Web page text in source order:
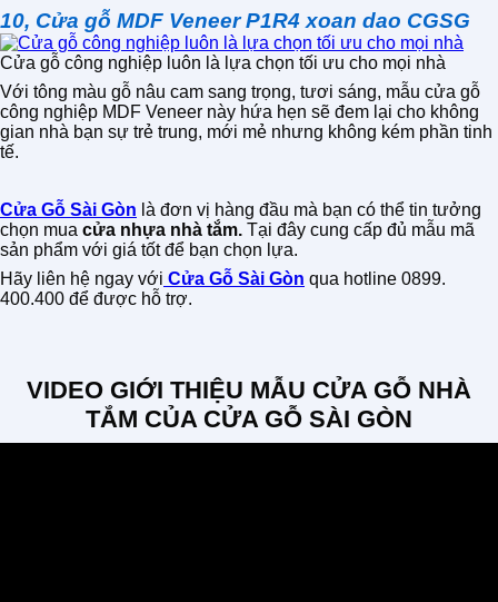
10, Cửa gỗ MDF Veneer P1R4 xoan dao CGSG
Cửa gỗ công nghiệp luôn là lựa chọn tối ưu cho mọi nhà
Với tông màu gỗ nâu cam sang trọng, tươi sáng, mẫu cửa gỗ
công nghiệp MDF Veneer này hứa hẹn sẽ đem lại cho không
gian nhà bạn sự trẻ trung, mới mẻ nhưng không kém phần tinh
tế.
Cửa Gỗ Sài Gòn là đơn vị hàng đầu mà bạn có thể tin tưởng
chọn mua cửa nhựa nhà tắm. Tại đây cung cấp đủ mẫu mã
sản phẩm với giá tốt để bạn chọn lựa.
Hãy liên hệ ngay với Cửa Gỗ Sài Gòn qua hotline 0899.
400.400 để được hỗ trợ.
VIDEO GIỚI THIỆU MẪU CỬA GỖ NHÀ
TẮM CỦA CỬA GỖ SÀI GÒN